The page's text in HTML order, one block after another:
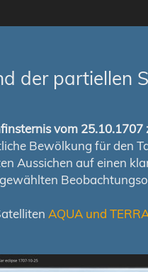
der partiellen
vom 25.10.1707
Bewölkung für den
Aussichen auf einen
AQUA und